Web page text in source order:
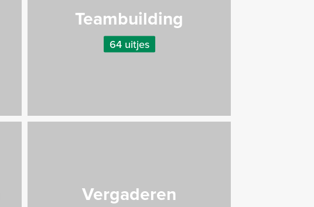
Teambuilding
64 uitjes
Vergaderen